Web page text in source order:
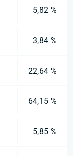
5,82 %
3,84 %
22,64 %
64,15 %
5,85 %